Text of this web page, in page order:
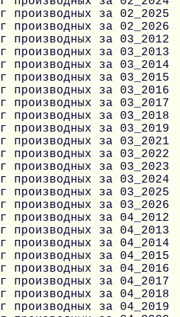
производных за 02_2025
производных за 02_2026
производных за 03_2012
производных за 03_2013
производных за 03_2014
производных за 03_2015
производных за 03_2016
производных за 03_2017
производных за 03_2018
производных за 03_2019
производных за 03_2021
производных за 03_2022
производных за 03_2023
производных за 03_2024
производных за 03_2025
производных за 03_2026
производных за 04_2012
производных за 04_2013
производных за 04_2014
производных за 04_2015
производных за 04_2016
производных за 04_2017
производных за 04_2018
производных за 04_2019